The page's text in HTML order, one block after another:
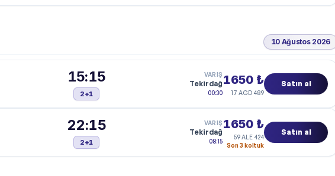
10 Ağustos 2026
15:15
2+1
VARIŞ
Tekirdağ
Tahmini varış:
00:30
1650 ₺
17 AGD 489
Satın al
22:15
2+1
VARIŞ
Tekirdağ
Tahmini varış:
08:15
1650 ₺
59 ALE 424
Son 3 koltuk
Satın al